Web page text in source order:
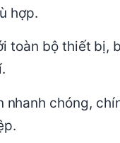
hợp.
toàn bộ thiết bị,
nhanh chóng,